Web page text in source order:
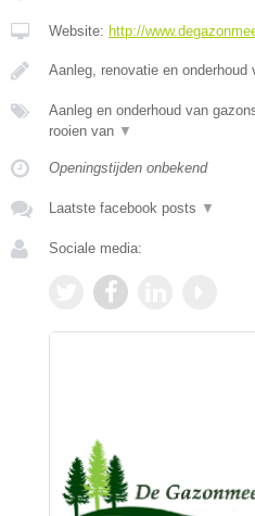
Website: http://
Aanleg, renovatie en onderhoud
Aanleg en onderhoud van
rooien van ▼
Openingstijden onbekend
Laatste facebook posts ▼
Sociale media: